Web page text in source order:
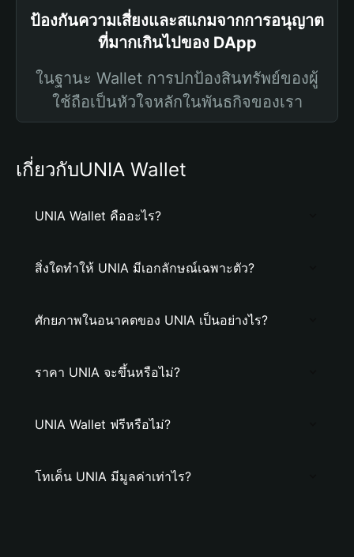
ป้องกันความเสี่ยงและสแกมจากการอนุญาต
ที่มากเกินไปของ DApp
ในฐานะ Wallet การปกป้องสินทรัพย์ของผู้
ใช้ถือเป็นหัวใจหลักในพันธกิจของเรา
เกี่ยวกับUNIA Wallet
UNIA Wallet คืออะไร?
สิ่งใดทำให้ UNIA มีเอกลักษณ์เฉพาะตัว?
ศักยภาพในอนาคตของ UNIA เป็นอย่างไร?
ราคา UNIA จะขึ้นหรือไม่?
UNIA Wallet ฟรีหรือไม่?
โทเค็น UNIA มีมูลค่าเท่าไร?